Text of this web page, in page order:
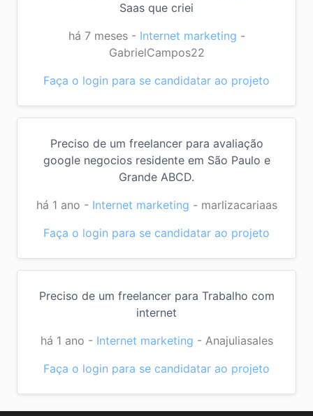
Saas que criei
há 7 meses- Internet marketing -
GabrielCampos22
Faça o login para se candidatar ao projeto
Preciso de um freelancer para avaliação
google negocios residente em São Paulo e
Grande ABCD.
há 1 ano - Internet marketing - marlizacariaas
Faça o login para se candidatar ao projeto
Preciso de um freelancer para Trabalho com
internet
há 1 ano - Internet marketing - Anajuliasales
Faça o login para se candidatar ao projeto